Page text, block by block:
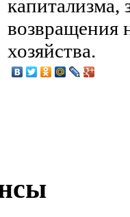
капитализма,
возвращения
хозяйства.